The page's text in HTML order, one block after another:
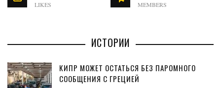
LIKES MEMBERS
ИСТОРИИ
КИПР МОЖЕТ ОСТАТЬСЯ БЕЗ ПАРОМНОГО
СООБЩЕНИЯ С ГРЕЦИЕЙ